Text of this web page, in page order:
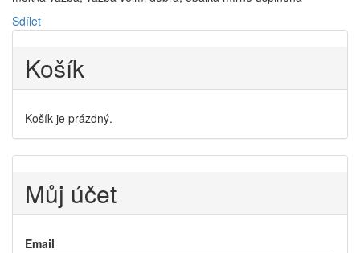
Sdílet
Košík
Košík je prázdný.
Můj účet
Email